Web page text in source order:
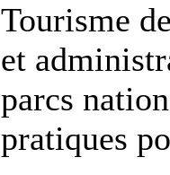
Tourisme
et
parcs
pratiques